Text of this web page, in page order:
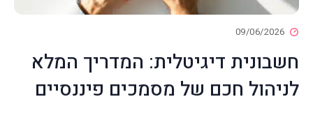
09/06/2026
חשבונית דיגיטלית: המדריך המלא
לניהול חכם של מסמכים פיננסיים